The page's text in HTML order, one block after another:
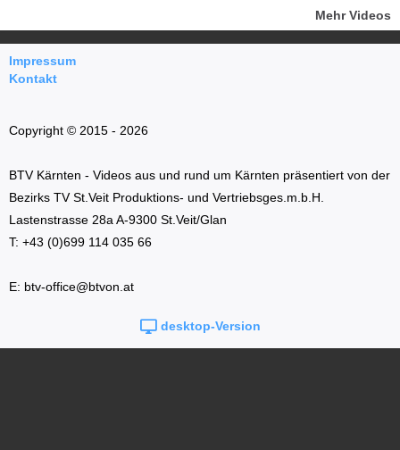
Mehr Videos
Impressum
Kontakt
Copyright © 2015 - 2026
BTV Kärnten - Videos aus und rund um Kärnten präsentiert von der
Bezirks TV St.Veit Produktions- und Vertriebsges.m.b.H.
Lastenstrasse 28a A-9300 St.Veit/Glan
T: +43 (0)699 114 035 66
E: btv-office@btvon.at
desktop-Version